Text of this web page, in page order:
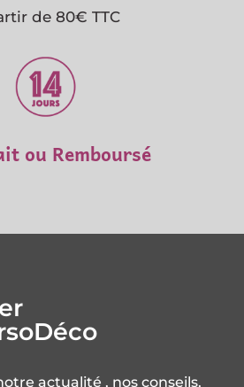
de 80€ TTC
ou Remboursé
actualité , nos conseils,